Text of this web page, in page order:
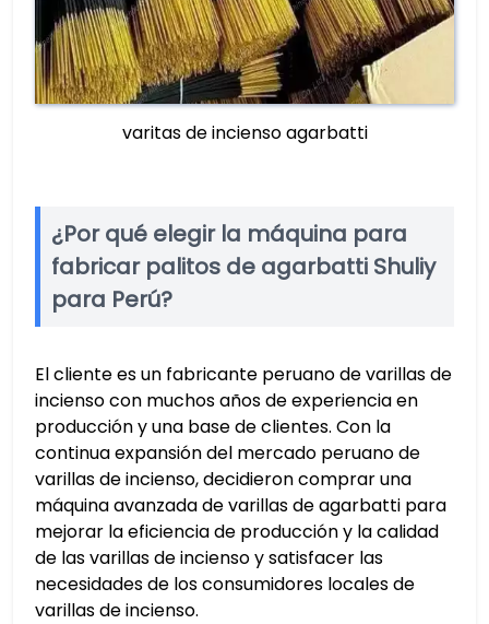
varitas de incienso agarbatti
¿Por qué elegir la máquina para
fabricar palitos de agarbatti Shuliy
para Perú?
El cliente es un fabricante peruano de varillas de
incienso con muchos años de experiencia en
producción y una base de clientes. Con la
continua expansión del mercado peruano de
varillas de incienso, decidieron comprar una
máquina avanzada de varillas de agarbatti para
mejorar la eficiencia de producción y la calidad
de las varillas de incienso y satisfacer las
necesidades de los consumidores locales de
varillas de incienso.